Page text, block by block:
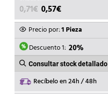
0,71€ EL
PRECIO
ORIGINAL
ERA:
0,71€.
0,57€
PRECIO
ACTUAL
ES:
0,57€.
Precio por:1 Pieza
Descuento 1: 20%
Consultar stock detallado
Recíbelo en 24h / 48h